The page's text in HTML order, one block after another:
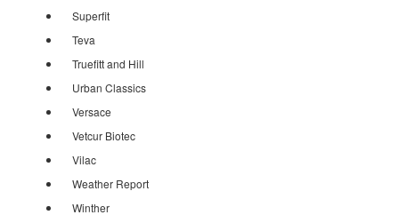
Superfit
Teva
Truefitt and Hill
Urban Classics
Versace
Vetcur Biotec
Vilac
Weather Report
Winther